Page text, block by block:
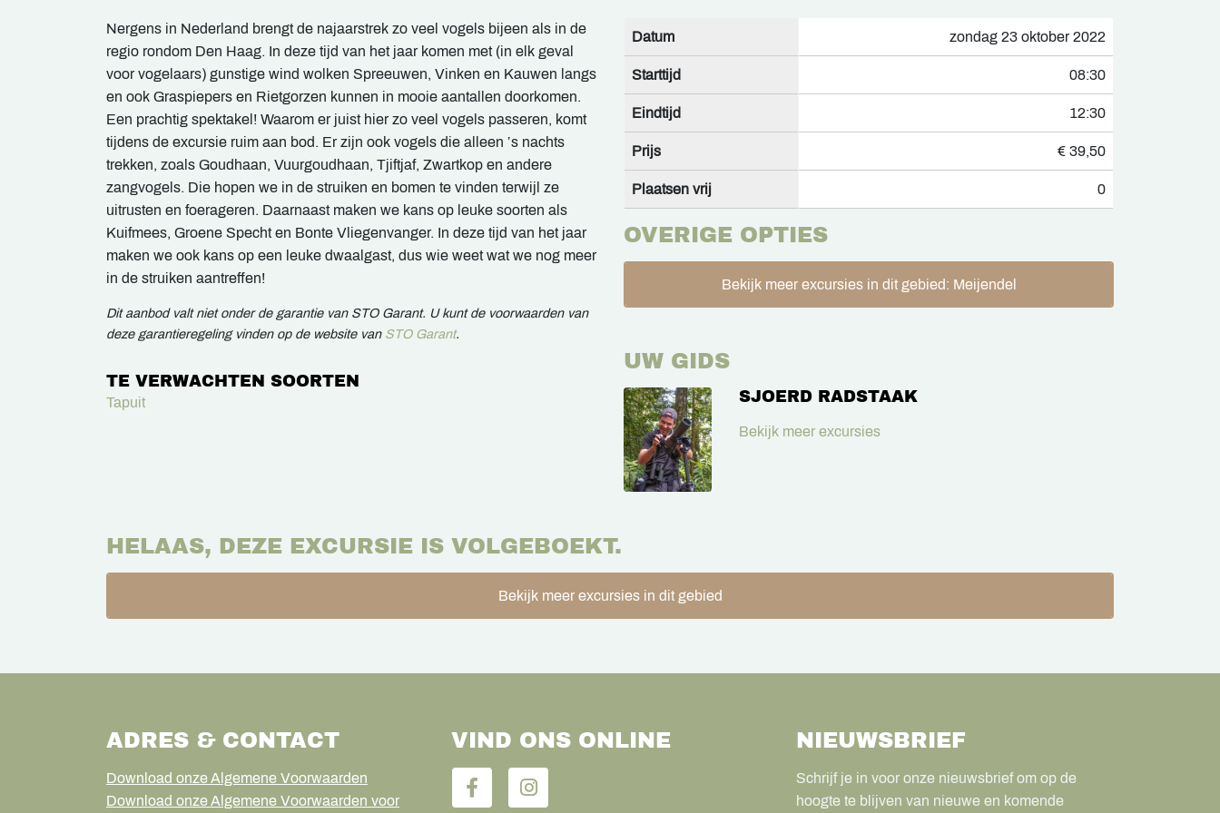
Nergens in Nederland brengt de najaarstrek zo veel vogels bijeen als in de
regio rondom Den Haag. In deze tijd van het jaar komen met (in elk geval
voor vogelaars) gunstige wind wolken Spreeuwen, Vinken en Kauwen langs
en ook Graspiepers en Rietgorzen kunnen in mooie aantallen doorkomen.
Een prachtig spektakel! Waarom er juist hier zo veel vogels passeren, komt
tijdens de excursie ruim aan bod. Er zijn ook vogels die alleen ’s nachts
trekken, zoals Goudhaan, Vuurgoudhaan, Tjiftjaf, Zwartkop en andere
zangvogels. Die hopen we in de struiken en bomen te vinden terwijl ze
uitrusten en foerageren. Daarnaast maken we kans op leuke soorten als
Kuifmees, Groene Specht en Bonte Vliegenvanger. In deze tijd van het jaar
maken we ook kans op een leuke dwaalgast, dus wie weet wat we nog meer
in de struiken aantreffen!
Dit aanbod valt niet onder de garantie van STO Garant. U kunt de voorwaarden van
deze garantieregeling vinden op de website van STO Garant.
TE VERWACHTEN SOORTEN
Tapuit
Datum zondag 23 oktober 2022
Starttijd 08:30
Eindtijd 12:30
Prijs € 39,50
Plaatsen vrij 0
OVERIGE OPTIES
Bekijk meer excursies in dit gebied: Meijendel
UW GIDS
SJOERD RADSTAAK
Bekijk meer excursies
HELAAS, DEZE EXCURSIE IS VOLGEBOEKT.
Bekijk meer excursies in dit gebied
ADRES & CONTACT
Download onze Algemene Voorwaarden
Download onze Algemene Voorwaarden voor
VIND ONS ONLINE NIEUWSBRIEF
Schrijf je in voor onze nieuwsbrief om op de
hoogte te blijven van nieuwe en komende